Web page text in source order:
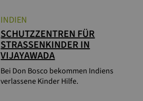
INDIEN
SCHUTZZENTREN FÜR
STRASSENKINDER IN V
IJAYAWADA
Bei Don Bosco bekommen Indiens
verlassene Kinder Hilfe.